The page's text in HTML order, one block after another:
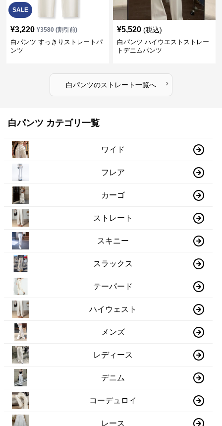
SALE
¥3,220 ¥3580(割引前)
白パンツ すっきりストレートパ
ンツ
¥5,520 (税込)
白パンツ ハイウエストストレー
トデニムパンツ
白パンツのストレート一覧へ ›
白パンツ カテゴリ一覧
ワイド
フレア
カーゴ
ストレート
スキニー
スラックス
テーパード
ハイウェスト
メンズ
レディース
デニム
コーデュロイ
レース